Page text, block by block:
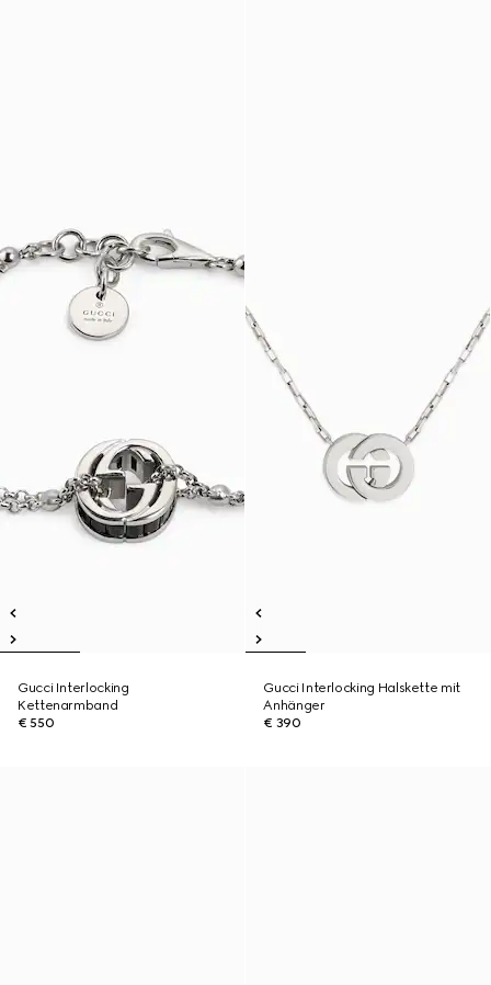
Gucci Interlocking
Kettenarmband
€ 550
Gucci Interlocking Halskette mit
Anhänger
€ 390